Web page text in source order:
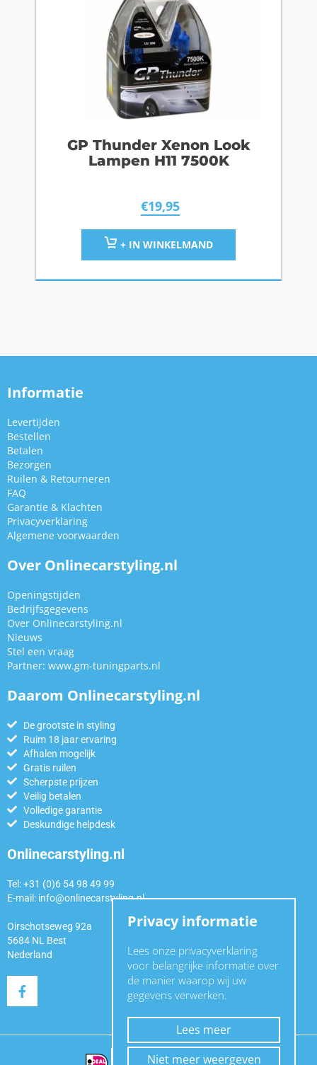
GP Thunder Xenon Look
Lampen H11 7500K
€19,95
+ IN WINKELMAND
Informatie
Levertijden
Bestellen
Betalen
Bezorgen
Ruilen & Retourneren
FAQ
Garantie & Klachten
Privacyverklaring
Algemene voorwaarden
Over Onlinecarstyling.nl
Openingstijden
Bedrijfsgegevens
Over Onlinecarstyling.nl
Nieuws
Stel een vraag
Partner: www.gm-tuningparts.nl
Daarom Onlinecarstyling.nl
De grootste in styling
Ruim 18 jaar ervaring
Afhalen mogelijk
Gratis ruilen
Scherpste prijzen
Veilig betalen
Volledige garantie
Deskundige helpdesk
Onlinecarstyling.nl
Tel: +31 (0)6 54 98 49 99
E-mail: info@onlinecarstyling.nl
Oirschotseweg 92a
5684 NL Best
Nederland
Privacy informatie
Lees onze privacyverklaring
voor belangrijke informatie over
de manier waarop wij uw
gegevens verwerken.
Lees meer
Niet meer weergeven